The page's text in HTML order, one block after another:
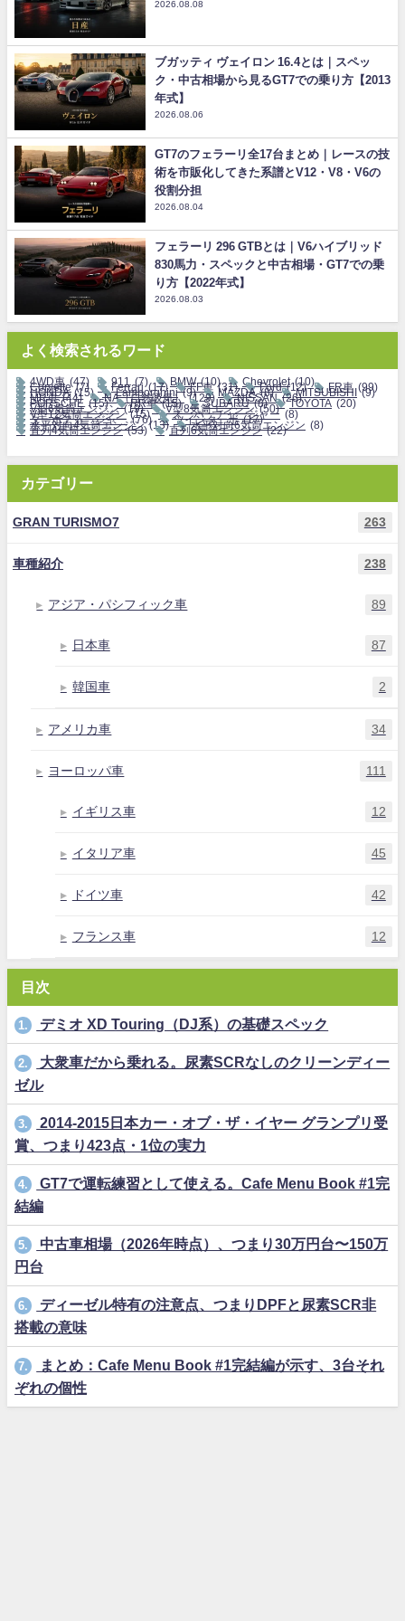
2026.08.08
ブガッティ ヴェイロン 16.4とは｜スペッ
ク・中古相場から見るGT7での乗り方【2013
年式】
2026.08.06
GT7のフェラーリ全17台まとめ｜レースの技
術を市販化してきた系譜とV12・V8・V6の
役割分担
2026.08.04
フェラーリ 296 GTBとは｜V6ハイブリッド
830馬力・スペックと中古相場・GT7での乗
り方【2022年式】
2026.08.03
よく検索されるワード
4WD車 (47) 911 (7) BMW (10) Chevrolet (10)
Corvette (7) Ferrari (17) FF車 (31) Ford (12) FR車 (99)
HONDA (15) Lamborghini (9) MAZDA (8) MITSUBISHI (9)
MR車 (44) NA（自然吸気） (129) NISSAN (26)
PORSCHE (15) RR車 (15) SUBARU (8) TOYOTA (20)
V型6気筒エンジン (19) V型8気筒エンジン (50)
V型12気筒エンジン (15) スーパーチャージャー (8)
ターボチャージャー (76) ツインターボ (17)
水平対向4気筒エンジン (13) 水平対向6気筒エンジン (8)
直列4気筒エンジン (53) 直列6気筒エンジン (22)
カテゴリー
GRAN TURISMO7 263
車種紹介 238
アジア・パシフィック車 89
日本車 87
韓国車 2
アメリカ車 34
ヨーロッパ車 111
イギリス車 12
イタリア車 45
ドイツ車 42
フランス車 12
目次
1. デミオ XD Touring（DJ系）の基礎スペック
2.
大衆車だから乗れる。尿素SCRなしのクリーンディー
ゼル
3.
2014-2015日本カー・オブ・ザ・イヤー グランプリ受
賞、つまり423点・1位の実力
4.
GT7で運転練習として使える。Cafe Menu Book #1完
結編
5.
中古車相場（2026年時点）、つまり30万円台〜150万
円台
6.
ディーゼル特有の注意点、つまりDPFと尿素SCR非
搭載の意味
7.
まとめ：Cafe Menu Book #1完結編が示す、3台それ
ぞれの個性